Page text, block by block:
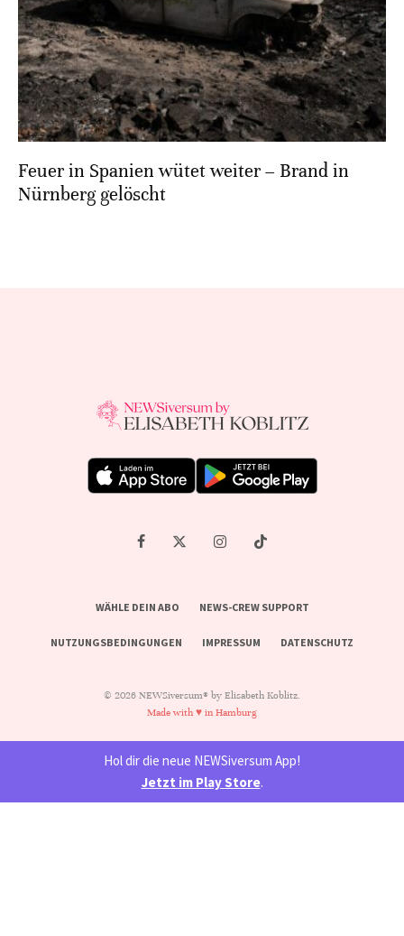
Feuer in Spanien wütet weiter – Brand in
Nürnberg gelöscht
WÄHLE DEIN ABO NEWS-CREW SUPPORT
NUTZUNGSBEDINGUNGEN IMPRESSUM DATENSCHUTZ
© 2026 NEWSiversum® by Elisabeth Koblitz.
Made with ♥ in Hamburg
Hol dir die neue NEWSiversum App!
Jetzt im Play Store.